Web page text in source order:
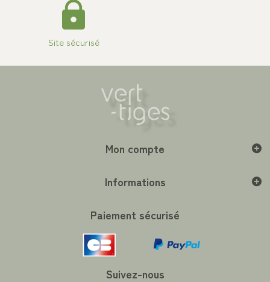
Site sécurisé
Mon compte
Informations
Paiement sécurisé
Suivez-nous